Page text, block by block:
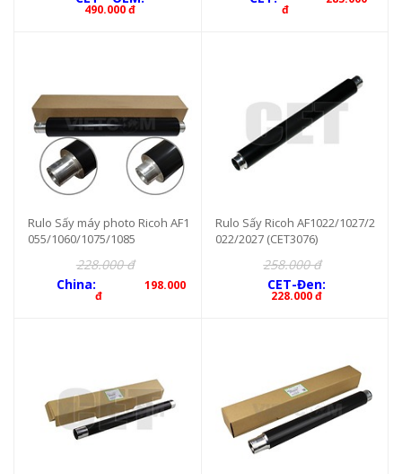
490.000 đ đ
Rulo Sấy máy photo Ricoh AF1
055/1060/1075/1085
228.000 đ
China:
198.000
đ
Rulo Sấy Ricoh AF1022/1027/2
022/2027 (CET3076)
258.000 đ
CET-Đen:
228.000 đ